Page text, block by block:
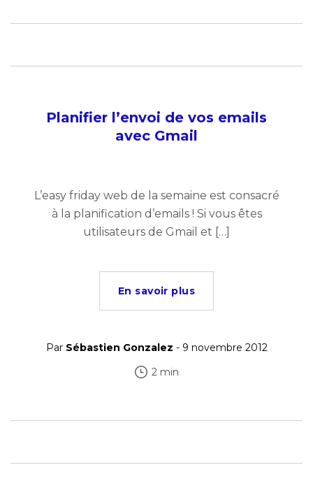
Planifier l’envoi de vos emails
avec Gmail
L’easy friday web de la semaine est consacré
à la planification d’emails ! Si vous êtes
utilisateurs de Gmail et […]
En savoir plus
Par Sébastien Gonzalez - 9 novembre 2012
2 min